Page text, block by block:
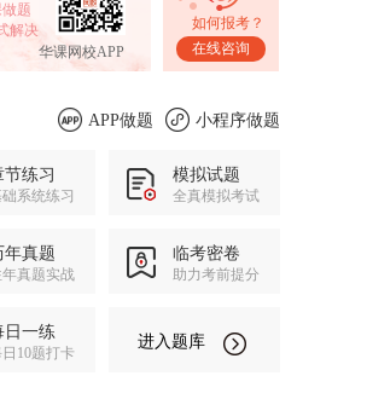
题
解决
华课网校APP
如何报考？
在线咨询
APP做题 小程序做题
节练习
础系统练习
模拟试题
全真模拟考试
年真题
真题实战
临考密卷
助力考前提分
日一练
10题打卡
进入题库